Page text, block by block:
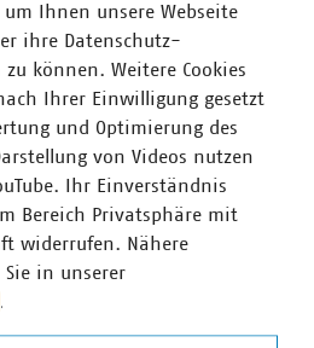
Ihnen unsere Webseite
ihre Datenschutz-
können. Weitere Cookies
Ihrer Einwilligung gesetzt
und Optimierung des
von Videos nutzen
Ihr Einverständnis
Bereich Privatsphäre mit
widerrufen. Nähere
in unserer
.